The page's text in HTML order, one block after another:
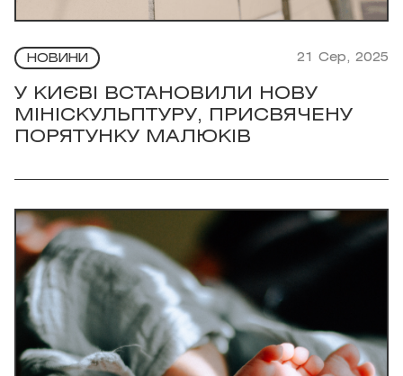
НОВИНИ 21 Сер, 2025
У КИЄВІ ВСТАНОВИЛИ НОВУ
МІНІСКУЛЬПТУРУ, ПРИСВЯЧЕНУ
ПОРЯТУНКУ МАЛЮКІВ